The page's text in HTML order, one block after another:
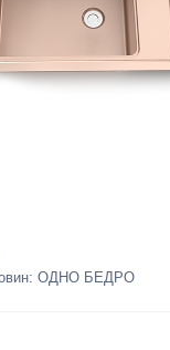
ОДНО БЕДРО